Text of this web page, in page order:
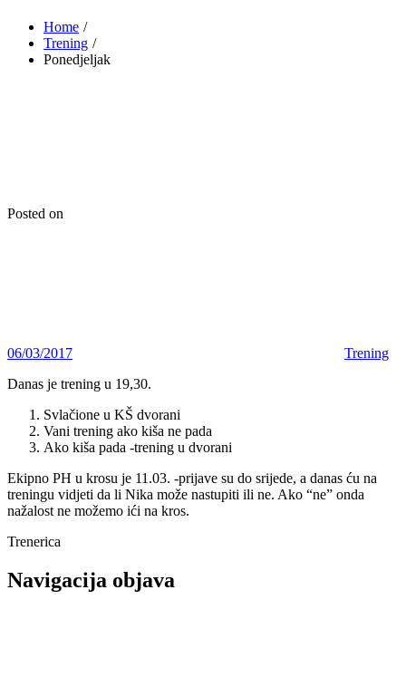
Home
Trening
Ponedjeljak
Posted on
06/03/2017
Trening
Danas je trening u 19,30.
Svlačione u KŠ dvorani
Vani trening ako kiša ne pada
Ako kiša pada -trening u dvorani
Ekipno PH u krosu je 11.03. -prijave su do srijede, a danas ću na
treningu vidjeti da li Nika može nastupiti ili ne. Ako “ne” onda
nažalost ne možemo ići na kros.
Trenerica
Navigacija objava